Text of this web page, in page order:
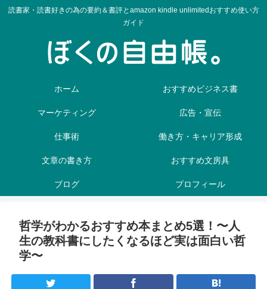
読書家・読書好きの為の要約＆書評とamazon kindle unlimitedおすすめ使い方
ガイド
ホーム おすすめビジネス書
マーケティング 広告・宣伝
仕事術 働き方・キャリア形成
文章の書き方 おすすめ文房具
ブログ プロフィール
哲学がわかるおすすめ本まとめ5選！〜人
生の教科書にしたくなるほど実は面白い哲
学〜